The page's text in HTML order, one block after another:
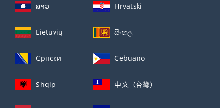
ລາວ Hrvatski
Lietuvių සිංහල
Српски Cebuano
Shqip 中文（台灣）